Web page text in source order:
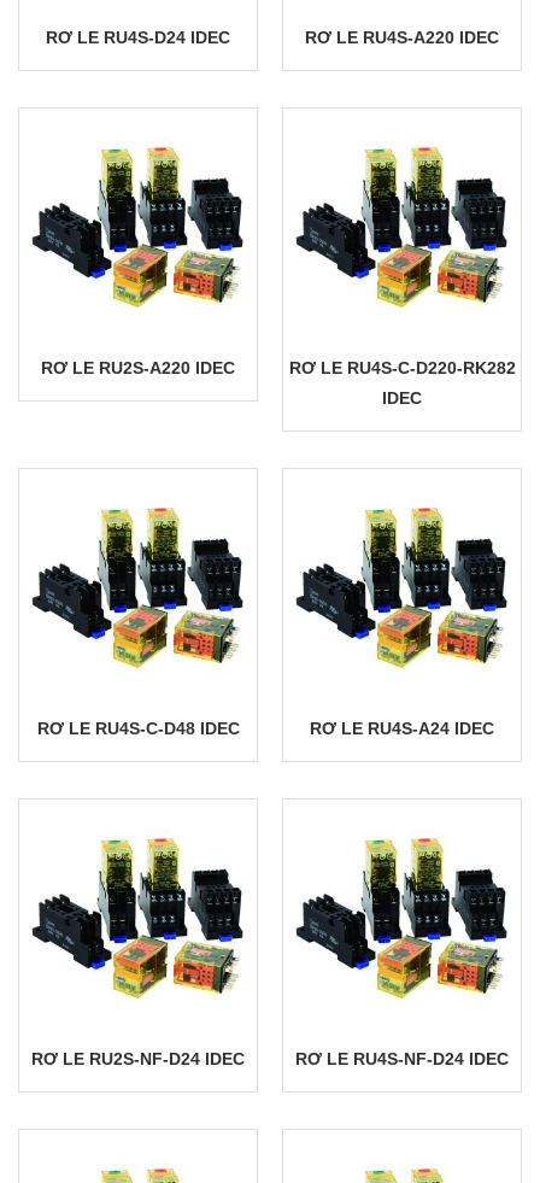
RƠ LE RU4S-D24 IDEC RƠ LE RU4S-A220 IDEC
RƠ LE RU2S-A220 IDEC
RƠ LE RU4S-C-D220-RK282
IDEC
RƠ LE RU4S-C-D48 IDEC RƠ LE RU4S-A24 IDEC
RƠ LE RU2S-NF-D24 IDEC RƠ LE RU4S-NF-D24 IDEC